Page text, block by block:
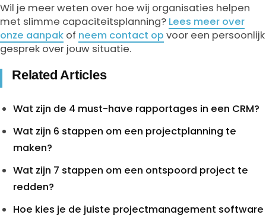
Wil je meer weten over hoe wij organisaties helpen
met slimme capaciteitsplanning? Lees meer over
onze aanpak of neem contact op voor een persoonlijk
gesprek over jouw situatie.
Related Articles
Wat zijn de 4 must-have rapportages in een CRM?
Wat zijn 6 stappen om een projectplanning te
maken?
Wat zijn 7 stappen om een ontspoord project te
redden?
Hoe kies je de juiste projectmanagement software